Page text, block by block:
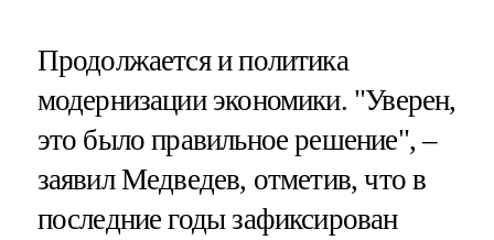
Продолжается и политика
модернизации экономики. "Уверен,
это было правильное решение", –
заявил Медведев, отметив, что в
последние годы зафиксирован